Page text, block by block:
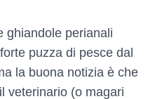
ghiandole perianali
puzza di pesce dal
la buona notizia è che
veterinario (o magari